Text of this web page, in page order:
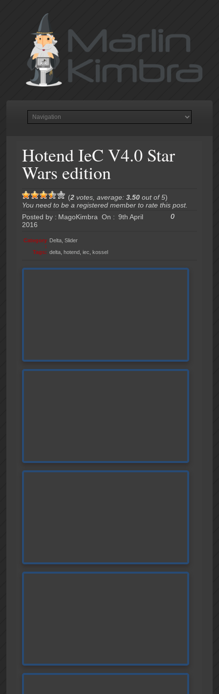
Hotend IeC V4.0 Star
Wars edition
(2votes, average: 3.50out of 5)
You need to be a registered member to rate this post.
Posted by : MagoKimbra On : 9th April
2016
0
Category
:
Delta ,Slider
Tags: delta ,hotend ,iec ,kossel